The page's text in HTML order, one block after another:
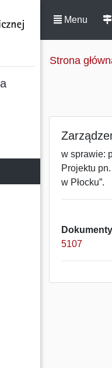
Menu
Strona
w sprawie:
Projektu
w Płocku”.
5107